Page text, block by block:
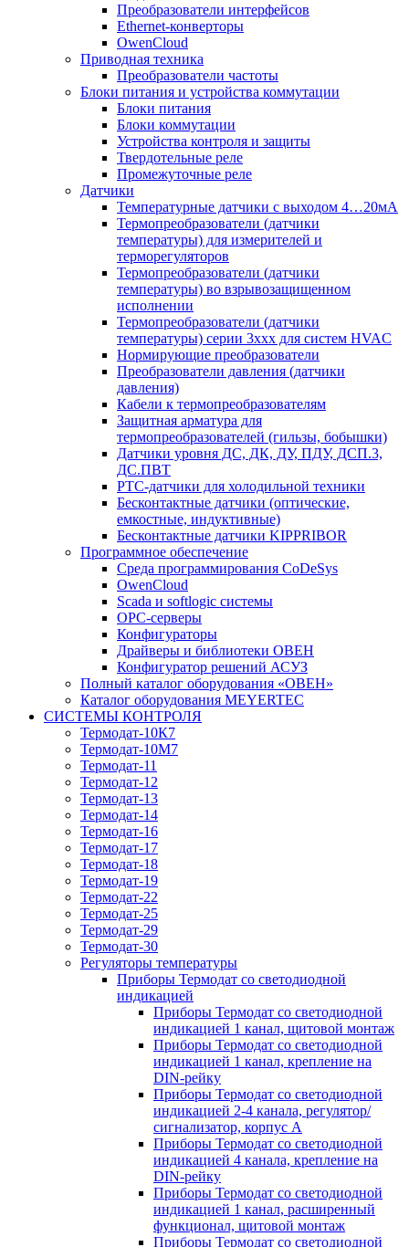
Преобразователи интерфейсов
Ethernet-конверторы
OwenCloud
Приводная техника
Преобразователи частоты
Блоки питания и устройства коммутации
Блоки питания
Блоки коммутации
Устройства контроля и защиты
Твердотельные реле
Промежуточные реле
Датчики
Температурные датчики с выходом 4…20мА
Термопреобразователи (датчики
температуры) для измерителей и
терморегуляторов
Термопреобразователи (датчики
температуры) во взрывозащищенном
исполнении
Термопреобразователи (датчики
температуры) серии 3ххх для систем HVAC
Нормирующие преобразователи
Преобразователи давления (датчики
давления)
Кабели к термопреобразователям
Защитная арматура для
термопреобразователей (гильзы, бобышки)
Датчики уровня ДС, ДК, ДУ, ПДУ, ДСП.3,
ДС.ПВТ
PTC-датчики для холодильной техники
Бесконтактные датчики (оптические,
емкостные, индуктивные)
Бесконтактные датчики KIPPRIBOR
Программное обеспечение
Среда программирования CoDeSys
OwenCloud
Scada и softlogic системы
OPC-серверы
Конфигураторы
Драйверы и библиотеки ОВЕН
Конфигуратор решений АСУЗ
Полный каталог оборудования «ОВЕН»
Каталог оборудования MEYERTEC
СИСТЕМЫ КОНТРОЛЯ
Термодат-10К7
Термодат-10М7
Термодат-11
Термодат-12
Термодат-13
Термодат-14
Термодат-16
Термодат-17
Термодат-18
Термодат-19
Термодат-22
Термодат-25
Термодат-29
Термодат-30
Регуляторы температуры
Приборы Термодат со светодиодной
индикацией
Приборы Термодат со светодиодной
индикацией 1 канал, щитовой монтаж
Приборы Термодат со светодиодной
индикацией 1 канал, крепление на
DIN-рейку
Приборы Термодат со светодиодной
индикацией 2-4 канала, регулятор/
сигнализатор, корпус А
Приборы Термодат со светодиодной
индикацией 4 канала, крепление на
DIN-рейку
Приборы Термодат со светодиодной
индикацией 1 канал, расширенный
функционал, щитовой монтаж
Приборы Термодат со светодиодной